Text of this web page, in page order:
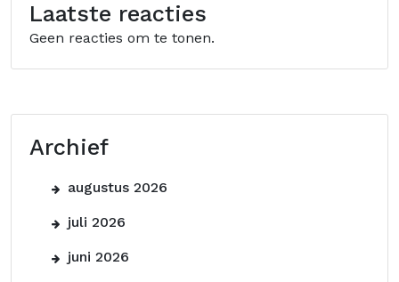
Laatste reacties
Geen reacties om te tonen.
Archief
augustus 2026
juli 2026
juni 2026